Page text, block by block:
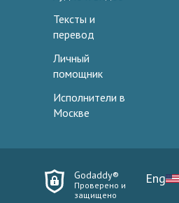
Тексты и
перевод
Личный
помощник
Исполнители в
Москве
Godaddy®
Проверено и
защищено
Eng